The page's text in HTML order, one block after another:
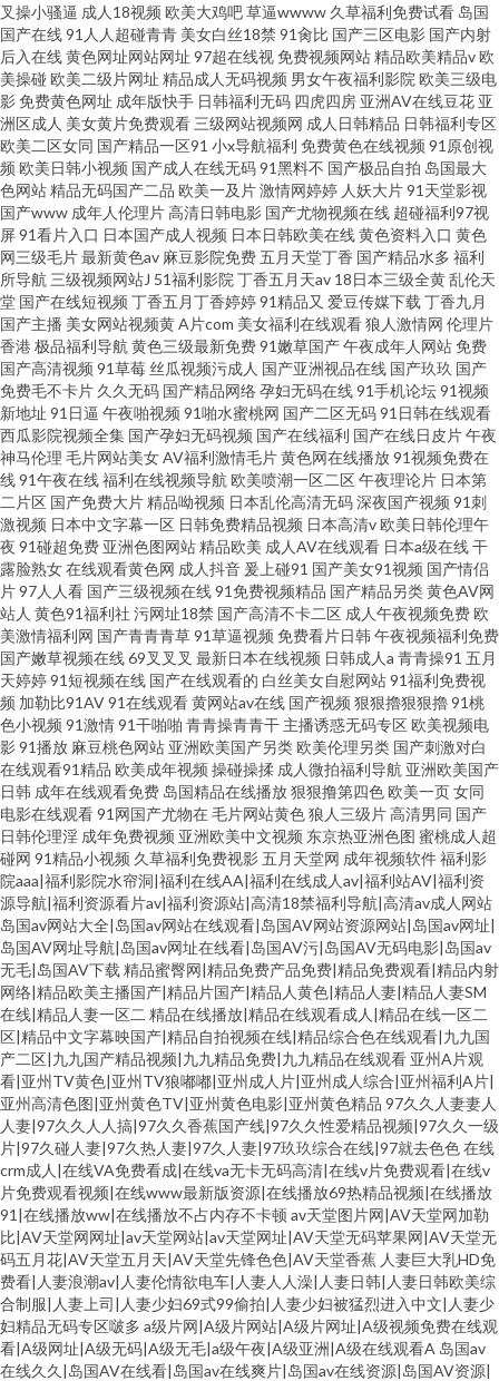
叉操小骚逼 成人18视频 欧美大鸡吧草逼wwww 久草福利免费试看 岛国
国产在线91人人超碰青青 美女白丝18禁 91肏比 国产三区电影 国产内射
后入在线黄色网址网站网址 97超在线视免费视频网站精品欧美精品v欧
美操碰 欧美二级片网址 精品成人无码视频 男女午夜福利影院 欧美三级电
影免费黄色网址 成年版快手 日韩福利无码 四虎四房 亚洲AV在线豆花 亚
洲区成人 美女黄片免费观看 三级网站视频网 成人日韩精品 日韩福利专区
欧美二区女同 国产精品一区91 小x导航福利 免费黄色在线视频 91原创视
频 欧美日韩小视频 国产成人在线无码91黑料不 国产极品自拍 岛国最大
色网站精品无码国产二品 欧美一及片激情网婷婷 人妖大片91天堂影视
国产www 成年人伦理片高清日韩电影 国产尤物视频在线 超碰福利97视
屏91看片入口 日本国产成人视频 日本日韩欧美在线黄色资料入口 黄色
网三级毛片最新黄色av 麻豆影院免费 五月天堂丁香 国产精品水多 福利
所导航 三级视频网站J 51福利影院 丁香五月天av 18日本三级全黄乱伦天
堂 国产在线短视频 丁香五月丁香婷婷91精品又 爱豆传媒下载 丁香九月
国产主播 美女网站视频黄A片com 美女福利在线观看狼人激情网 伦理片
香港极品福利导航 黄色三级最新免费91嫩草国产午夜成年人网站免费
国产高清视频 91草莓 丝瓜视频污成人 国产亚洲视品在线 国产玖玖 国产
免费毛不卡片 久久无码 国产精品网络孕妇无码在线91手机论坛91视频
新地址 91日逼 午夜啪视频 91啪水蜜桃网 国产二区无码91日韩在线观看
西瓜影院视频全集 国产孕妇无码视频 国产在线福利 国产在线日皮片午夜
神马伦理 毛片网站美女AV福利激情毛片黄色网在线播放91视频免费在
线91午夜在线福利在线视频导航 欧美喷潮一区二区午夜理论片 日本第
二片区 国产免费大片精品呦视频 日本乱伦高清无码深夜国产视频 91刺
激视频 日本中文字幕一区 日韩免费精品视频 日本高清v欧美日韩伦理午
夜 91碰超免费 亚洲色图网站精品欧美 成人AV在线观看 日本a级在线干
露脸熟女在线观看黄色网 成人抖音 爰上碰91 国产美女91视频 国产情侣
片97人人看 国产三级视频在线91免费视频精品 国产精品另类黄色AV网
站人 黄色91福利社 污网址18禁 国产高清不卡二区 成人午夜视频免费欧
美激情福利网 国产青青青草91草逼视频 免费看片日韩午夜视频福利免费
国产嫩草视频在线69叉叉叉 最新日本在线视频 日韩成人a 青青操91 五月
天婷婷91短视频在线 国产在线观看的 白丝美女自慰网站91福利免费视
频 加勒比91AV91在线观看黄网站av在线 国产视频 狠狠擼狠狠擼91桃
色小视频 91激情91干啪啪 青青操青青干 主播诱惑无码专区欧美视频电
影91播放 麻豆桃色网站 亚洲欧美国产另类欧美伦理另类 国产刺激对白
在线观看91精品 欧美成年视频 操碰操揉 成人微拍福利导航 亚洲欧美国产
日韩 成年在线观看免费 岛国精品在线播放狠狠撸第四色欧美一页女同
电影在线观看91网国产尤物在毛片网站黄色狼人三级片高清男同 国产
日韩伦理淫 成年免费视频 亚洲欧美中文视频 东京热亚洲色图 蜜桃成人超
碰网 91精品小视频 久草福利免费视影 五月天堂网 成年视频软件福利影
院aaa|福利影院水帘洞|福利在线AA|福利在线成人av|福利站AV|福利资
源导航|福利资源看片av|福利资源站|高清18禁福利导航|高清av成人网站
岛国av网站大全|岛国av网站在线观看|岛国AV网站资源网站|岛国av网址|
岛国AV网址导航|岛国av网址在线看|岛国AV污|岛国AV无码电影|岛国av
无毛|岛国AV下载 精品蜜臀网|精品免费产品免费|精品免费观看|精品内射
网络|精品欧美主播国产|精品片国产|精品人黄色|精品人妻|精品人妻SM
在线|精品人妻一区二 精品在线播放|精品在线观看成人|精品在线一区二
区|精品中文字幕映国产|精品自拍视频在线|精品综合色在线观看|九九国
产二区|九九国产精品视频|九九精品免费|九九精品在线观看 亚州A片观
看|亚州TV黄色|亚州TV狼嘟嘟|亚州成人片|亚州成人综合|亚州福利A片|
亚州高清色图|亚州黄色TV|亚州黄色电影|亚州黄色精品 97久久人妻妻人
人妻|97久久人人搞|97久久香蕉国产线|97久久性爱精品视频|97久久一级
片|97久碰人妻|97久热人妻|97久人妻|97玖玖综合在线|97就去色色在线
crm成人|在线VA免费看成|在线va无卡无码高清|在线v片免费观看|在线v
片免费观看视频|在线www最新版资源|在线播放69热精品视频|在线播放
91|在线播放ww|在线播放不占内存不卡顿 av天堂图片网|AV天堂网加勒
比|AV天堂网网址|av天堂网站|av天堂网址|AV天堂无码苹果网|AV天堂无
码五月花|AV天堂五月天|AV天堂先锋色色|AV天堂香蕉 人妻巨大乳HD免
费看|人妻浪潮av|人妻伦情欲电车|人妻人人澡|人妻日韩|人妻日韩欧美综
合制服|人妻上司|人妻少妇69式99偷拍|人妻少妇被猛烈进入中文|人妻少
妇精品无码专区啵多 a级片网|A级片网站|A级片网址|A级视频免费在线观
看|A级网址|A级无码|A级无毛|a级午夜|A级亚洲|A级在线观看A 岛国av
在线久久|岛国AV在线看|岛国av在线爽片|岛国av在线资源|岛国AV资源|